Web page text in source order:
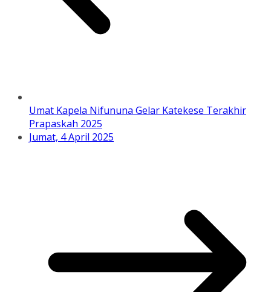
Umat Kapela Nifununa Gelar Katekese Terakhir
Prapaskah 2025
Jumat, 4 April 2025